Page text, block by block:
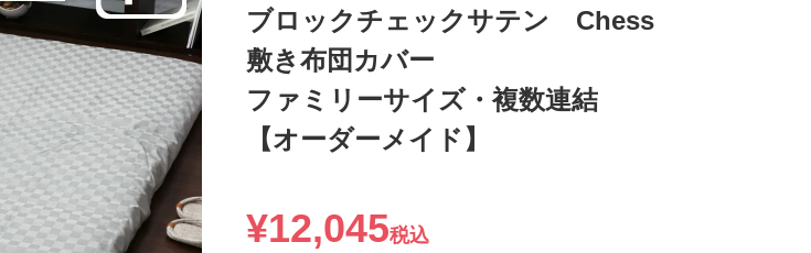
ブロックチェックサテン Chess
敷き布団カバー
ファミリーサイズ・複数連結
【オーダーメイド】
¥12,045税込